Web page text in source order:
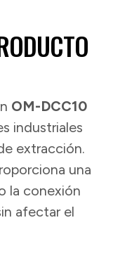
OM-DCC10
industriales
extracción.
una
la conexión
afectar el